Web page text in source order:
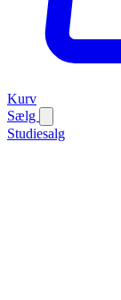
Kurv
Sælg
Studiesalg